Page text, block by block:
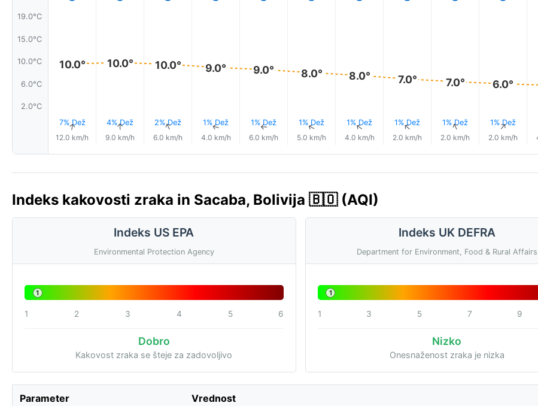
19.0°C
15.0°C
10.0°C
6.0°C
2.0°C
10.0°
7% Dež
↑
12.0 km/h
10.0°
4% Dež
↑
9.0 km/h
10.0°
2% Dež
↑
6.0 km/h
9.0°
1% Dež
↑
4.0 km/h
9.0°
1% Dež
↑
6.0 km/h
8.0°
1% Dež
↑
5.0 km/h
8.0°
1% Dež
↑
4.0 km/h
7.0°
1% Dež
↑
2.0 km/h
7.0°
1% Dež
↑
2.0 km/h
6.0°
1% Dež
↑
2.0 km/h
Indeks kakovosti zraka in Sacaba, Bolivija 🇧🇴 (AQI)
Indeks US EPA
Environmental Protection Agency
1
1 2 3 4 5 6
Dobro
Kakovost zraka se šteje za zadovoljivo
Indeks UK DEFRA
Department for Environment, Food & Rural Affairs
1
1 3 5 7 9
Nizko
Onesnaženost zraka je nizka
Parameter Vrednost